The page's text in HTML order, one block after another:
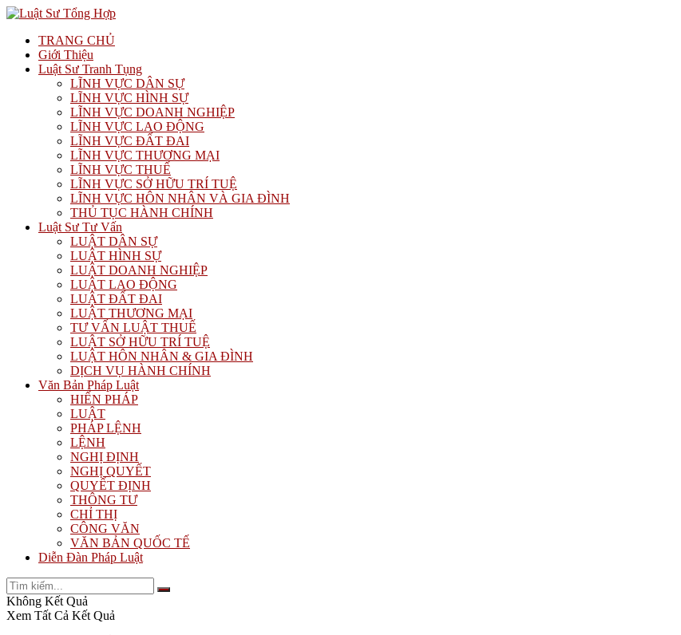
TRANG CHỦ
Giới Thiệu
Luật Sư Tranh Tụng
LĨNH VỰC DÂN SỰ
LĨNH VỰC HÌNH SỰ
LĨNH VỰC DOANH NGHIỆP
LĨNH VỰC LAO ĐỘNG
LĨNH VỰC ĐẤT ĐAI
LĨNH VỰC THƯƠNG MẠI
LĨNH VỰC THUẾ
LĨNH VỰC SỞ HỮU TRÍ TUỆ
LĨNH VỰC HÔN NHÂN VÀ GIA ĐÌNH
THỦ TỤC HÀNH CHÍNH
Luật Sư Tư Vấn
LUẬT DÂN SỰ
LUẬT HÌNH SỰ
LUẬT DOANH NGHIỆP
LUẬT LAO ĐỘNG
LUẬT ĐẤT ĐAI
LUẬT THƯƠNG MẠI
TƯ VẤN LUẬT THUẾ
LUẬT SỞ HỮU TRÍ TUỆ
LUẬT HÔN NHÂN & GIA ĐÌNH
DỊCH VỤ HÀNH CHÍNH
Văn Bản Pháp Luật
HIẾN PHÁP
LUẬT
PHÁP LỆNH
LỆNH
NGHỊ ĐỊNH
NGHỊ QUYẾT
QUYẾT ĐỊNH
THÔNG TƯ
CHỈ THỊ
CÔNG VĂN
VĂN BẢN QUỐC TẾ
Diễn Đàn Pháp Luật
Không Kết Quả
Xem Tất Cả Kết Quả